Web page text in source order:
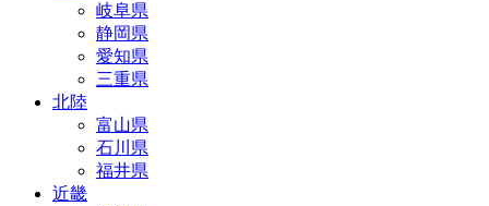
岐阜県
静岡県
愛知県
三重県
北陸
富山県
石川県
福井県
近畿